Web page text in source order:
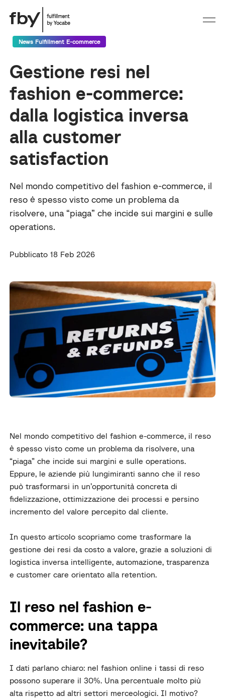
News Fulfillment E-commerce
Gestione resi nel
fashion e-commerce:
dalla logistica inversa
alla customer
satisfaction
Nel mondo competitivo del fashion e-commerce, il
reso è spesso visto come un problema da
risolvere, una “piaga” che incide sui margini e sulle
operations.
Pubblicato 18 Feb 2026
Nel mondo competitivo del fashion e-commerce, il reso
è spesso visto come un problema da risolvere, una
“piaga” che incide sui margini e sulle operations.
Eppure, le aziende più lungimiranti sanno che il reso
può trasformarsi in un’opportunità concreta di
fidelizzazione, ottimizzazione dei processi e persino
incremento del valore percepito dal cliente.
In questo articolo scopriamo come trasformare la
gestione dei resi da costo a valore, grazie a soluzioni di
logistica inversa intelligente, automazione, trasparenza
e customer care orientato alla retention.
Il reso nel fashion e-
commerce: una tappa
inevitabile?
I dati parlano chiaro: nel fashion online i tassi di reso
possono superare il 30%. Una percentuale molto più
alta rispetto ad altri settori merceologici. Il motivo?